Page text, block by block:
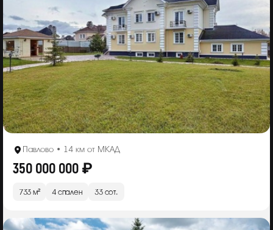
Павлово • 14 км от МКАД
350 000 000 ₽
733 м² 4 спален 33 сот.